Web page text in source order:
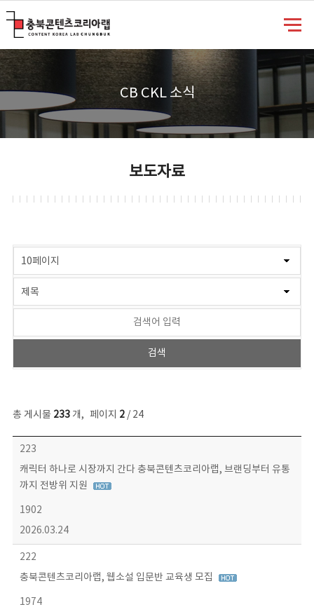
CB CKL 소식
보도자료
총 게시물 233개, 페이지 2/ 24
보도자료 목록 - 번호, 제목, 작성자, 파일, 조회수, 작성일 정보 제공
223
캐릭터 하나로 시장까지 간다 충북콘텐츠코리아랩, 브랜딩부터 유통
까지 전방위 지원
1902
2026.03.24
222
충북콘텐츠코리아랩, 웹소설 입문반 교육생 모집
1974